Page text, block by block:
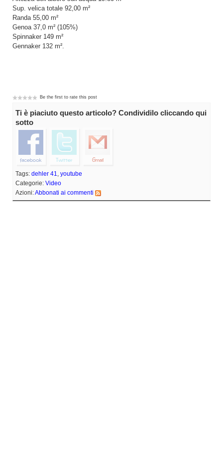
Sup. velica totale 92,00 m²
Randa 55,00 m²
Genoa 37,0 m² (105%)
Spinnaker 149 m²
Gennaker 132 m².
Be the first to rate this post
Ti è piaciuto questo articolo? Condividilo cliccando qui
sotto
Tags: dehler 41, youtube
Categorie: Video
Azioni:Abbonati ai commenti